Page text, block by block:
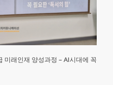
미래인재 양성과정 – AI시대에 꼭